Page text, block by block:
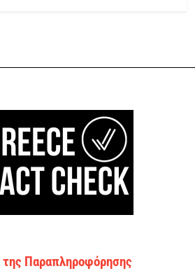
της Παραπληροφόρησης